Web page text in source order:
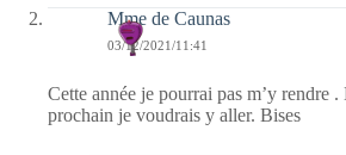
Mme de Caunas
03/12/2021/11:41
Cette année je pourrai pas m’y rendre
prochain je voudrais y aller. Bises